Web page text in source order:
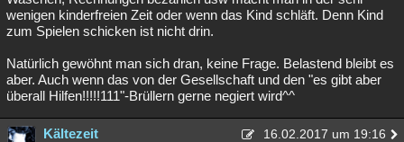
wenigen kinderfreien Zeit oder wenn das Kind schläft. Denn Kind
zum Spielen schicken ist nicht drin.
Natürlich gewöhnt man sich dran, keine Frage. Belastend bleibt es
aber. Auch wenn das von der Gesellschaft und den "es gibt aber
überall Hilfen!!!!!111"-Brüllern gerne negiert wird^^
Kältezeit 16.02.2017 um 19:16